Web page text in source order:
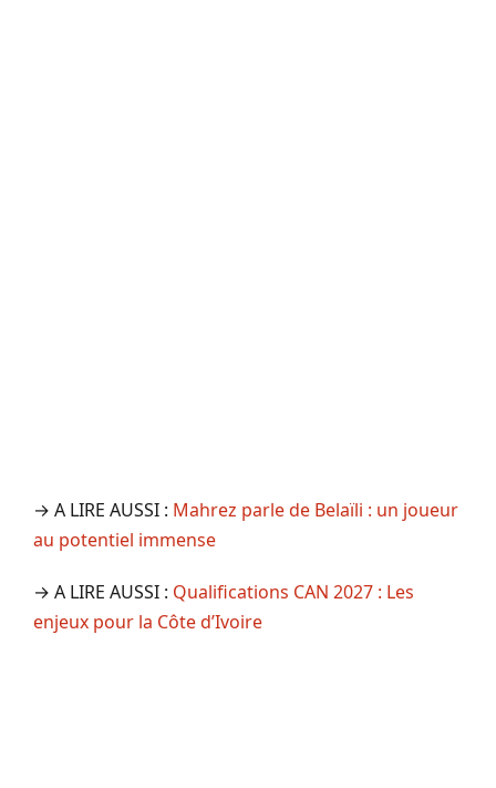
→ A LIRE AUSSI : Mahrez parle de Belaïli : un joueur
au potentiel immense
→ A LIRE AUSSI : Qualifications CAN 2027 : Les
enjeux pour la Côte d’Ivoire